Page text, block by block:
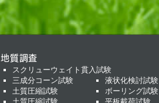
地質調査
スクリューウェイト貫入試験
三成分コーン試験
液状化検討試験
土質圧縮試験
ボーリング試験